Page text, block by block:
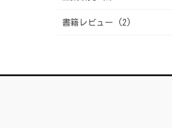
書籍レビュー (2)